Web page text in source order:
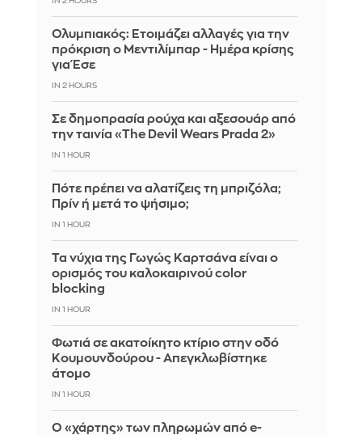
Ολυμπιακός: Ετοιμάζει αλλαγές για την
πρόκριση ο Μεντιλίμπαρ - Ημέρα κρίσης
για Έσε
IN 2 HOURS
Σε δημοπρασία ρούχα και αξεσουάρ από
την ταινία «The Devil Wears Prada 2»
IN 1 HOUR
Πότε πρέπει να αλατίζεις τη μπριζόλα;
Πρίν ή μετά το ψήσιμο;
IN 1 HOUR
Τα νύχια της Γωγώς Καρτσάνα είναι ο
ορισμός του καλοκαιρινού color
blocking
IN 1 HOUR
Φωτιά σε ακατοίκητο κτίριο στην οδό
Κουμουνδούρου - Απεγκλωβίστηκε
άτομο
IN 1 HOUR
Ο «χάρτης» των πληρωμών από e-